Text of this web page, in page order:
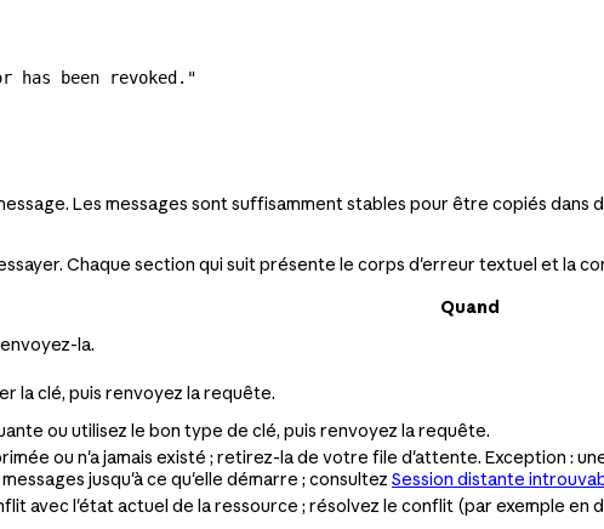
has been revoked."
Les messages sont suffisamment stables pour être copiés
Chaque section qui suit présente le corps d'erreur textuel et la
Quand
la.
la clé, puis renvoyez la requête.
ou utilisez le bon type de clé, puis renvoyez la requête.
ou n'a jamais existé ; retirez-la de votre file d'attente. Exception :
jusqu'à ce qu'elle démarre ; consultez Session distante
avec l'état actuel de la ressource ; résolvez le conflit (par exemple en